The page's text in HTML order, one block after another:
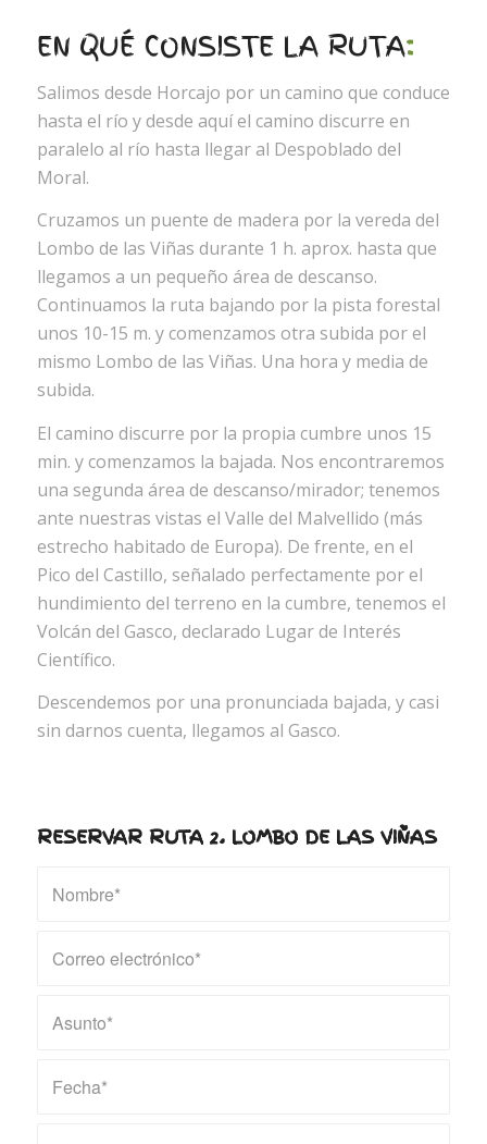
EN QUÉ CONSISTE LA RUTA:
Salimos desde Horcajo por un camino que conduce
hasta el río y desde aquí el camino discurre en
paralelo al río hasta llegar al Despoblado del
Moral.
Cruzamos un puente de madera por la vereda del
Lombo de las Viñas durante 1 h. aprox. hasta que
llegamos a un pequeño área de descanso.
Continuamos la ruta bajando por la pista forestal
unos 10-15 m. y comenzamos otra subida por el
mismo Lombo de las Viñas. Una hora y media de
subida.
El camino discurre por la propia cumbre unos 15
min. y comenzamos la bajada. Nos encontraremos
una segunda área de descanso/mirador; tenemos
ante nuestras vistas el Valle del Malvellido (más
estrecho habitado de Europa). De frente, en el
Pico del Castillo, señalado perfectamente por el
hundimiento del terreno en la cumbre, tenemos el
Volcán del Gasco, declarado Lugar de Interés
Científico.
Descendemos por una pronunciada bajada, y casi
sin darnos cuenta, llegamos al Gasco.
RESERVAR RUTA 2. LOMBO DE LAS VIÑAS